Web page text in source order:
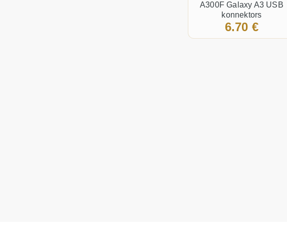
A300F Galaxy A3 USB
konnektors
6.70 €